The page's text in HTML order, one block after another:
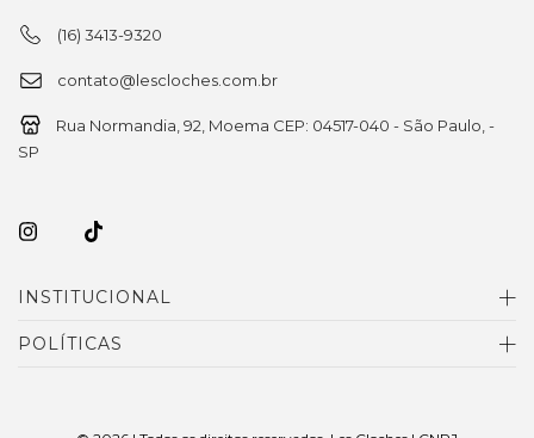
(16) 3413-9320
contato@lescloches.com.br
Rua Normandia, 92, Moema CEP: 04517-040 - São Paulo, -
SP
INSTITUCIONAL
POLÍTICAS